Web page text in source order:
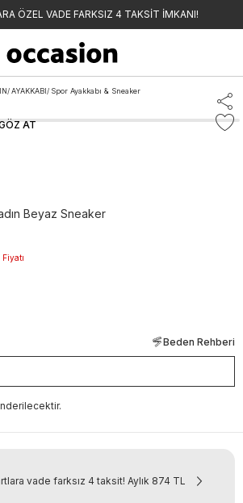
ÖZEL VADE FARKSIZ 4 TAKSİT İMKANI!
/ AYAKKABI/ Spor Ayakkabı & Sneaker
AT
Beyaz Sneaker
Beden Rehberi
vade farksız 4 taksit! Aylık 874 TL